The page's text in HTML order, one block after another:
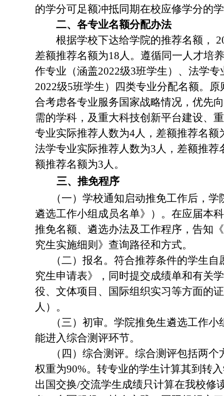
的学分可足额冲抵同期在校应修学分的
二、各专业名额分配办法
根据学校下达给学院的推荐名额，
差额推荐名额为18人。遵循同一人才培
作专业（涵盖2022级3班学生）、法学专
2022级5班学生）四类专业分配名额。
合考虑各专业服务国家战略情况，优先
需的学科，及重大科技创新平台建设、
专业实际推荐人数为4人，差额推荐名额
法学专业实际推荐人数为3人，差额推荐
额推荐名额为3人。
三、推免程序
（一）学校通知启动推免工作后，
遴选工作小组成员名单》）。在应届本
推免名额、遴选办法及工作程序，告知
究生实施细则》查询路径和方式。
（二）报名。符合推荐条件的学生
究生申请表》，同时提交成绩单和有关
役、文体项目、国际组织实习等方面的
人）。
（三）初审。学院推免生遴选工作
能进入综合测评环节。
（四）综合测评。综合测评包括两
权重为90%。转专业的学生计算其到转
出国交换/交流学生成绩只计算在我校修